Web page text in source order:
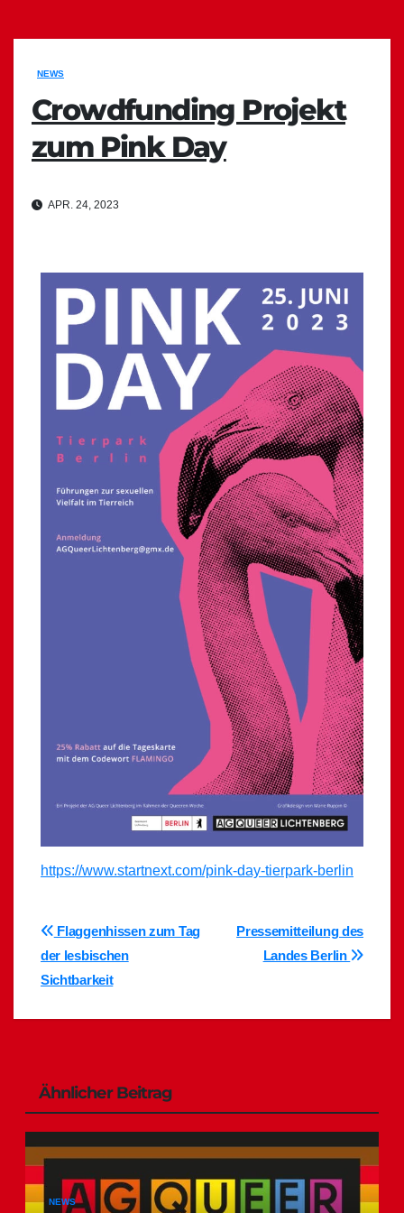
NEWS
Crowdfunding Projekt
zum Pink Day
APR. 24, 2023
https://www.startnext.com/pink-day-tierpark-berlin
Beitragsnavigation
Pressemitteilung des
Landes Berlin
Flaggenhissen zum Tag
der lesbischen
Sichtbarkeit
Ähnlicher Beitrag
NEWS